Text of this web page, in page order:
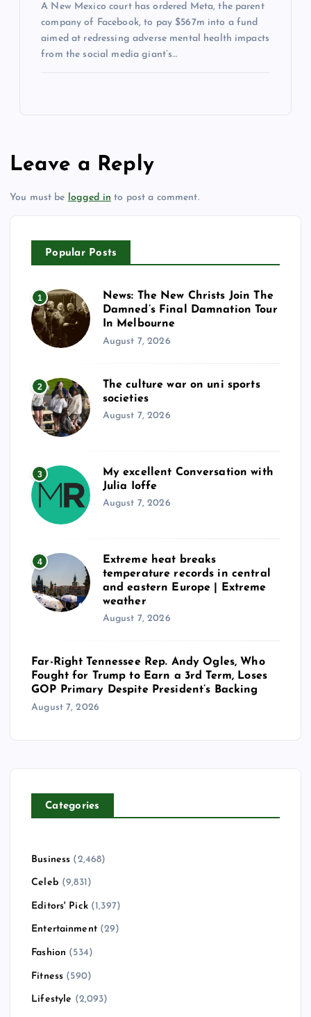
A New Mexico court has ordered Meta, the parent
company of Facebook, to pay $567m into a fund
aimed at redressing adverse mental health impacts
from the social media giant’s…
Leave a Reply
You must be logged in to post a comment.
Popular Posts
1
News: The New Christs Join The
Damned’s Final Damnation Tour
In Melbourne
August 7, 2026
2
The culture war on uni sports
societies
August 7, 2026
3
My excellent Conversation with
Julia Ioffe
August 7, 2026
4
Extreme heat breaks
temperature records in central
and eastern Europe | Extreme
weather
August 7, 2026
Far-Right Tennessee Rep. Andy Ogles, Who
Fought for Trump to Earn a 3rd Term, Loses
GOP Primary Despite President’s Backing
August 7, 2026
Categories
Business (2,468)
Celeb (9,831)
Editors' Pick(1,397)
Entertainment(29)
Fashion (534)
Fitness (590)
Lifestyle (2,093)